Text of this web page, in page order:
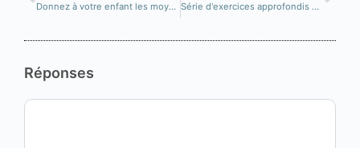
Donnez à votre enfant les moyens de s'épanouir grâce à nos cours de langues pour juniors ! Série d'exercices approfondis d'espagnol – 1
Réponses